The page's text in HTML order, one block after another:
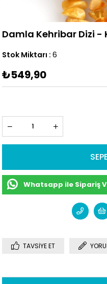
Damla Kehribar Dizi -
Stok Miktarı : 6
₺549,90
Whatsapp ile Sipariş
TAVSIYE ET